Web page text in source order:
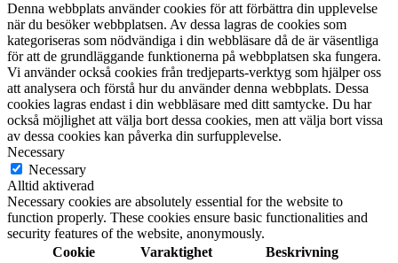
Denna webbplats använder cookies för att förbättra din upplevelse
när du besöker webbplatsen. Av dessa lagras de cookies som
kategoriseras som nödvändiga i din webbläsare då de är väsentliga
för att de grundläggande funktionerna på webbplatsen ska fungera.
Vi använder också cookies från tredjeparts-verktyg som hjälper oss
att analysera och förstå hur du använder denna webbplats. Dessa
cookies lagras endast i din webbläsare med ditt samtycke. Du har
också möjlighet att välja bort dessa cookies, men att välja bort vissa
av dessa cookies kan påverka din surfupplevelse.
Necessary
Necessary
Alltid aktiverad
Necessary cookies are absolutely essential for the website to
function properly. These cookies ensure basic functionalities and
security features of the website, anonymously.
Cookie
Varaktighet Beskrivning